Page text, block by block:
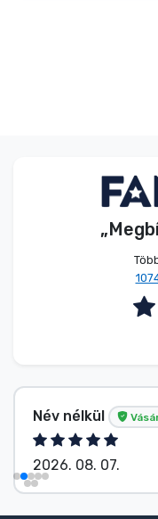
Név nélkül
2026. 08. 07.
Terméktípusok